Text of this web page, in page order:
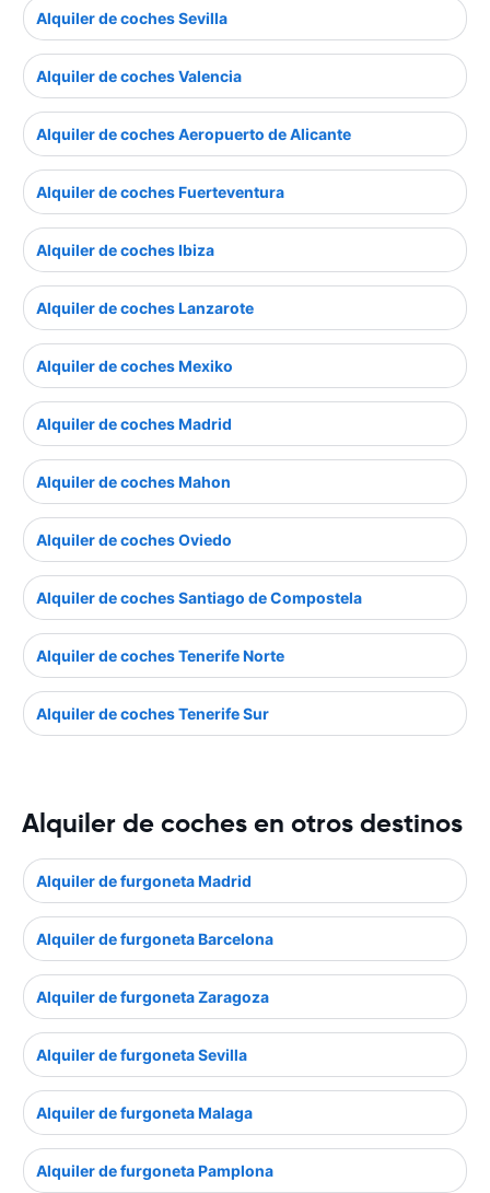
Alquiler de coches Sevilla
Alquiler de coches Valencia
Alquiler de coches Aeropuerto de Alicante
Alquiler de coches Fuerteventura
Alquiler de coches Ibiza
Alquiler de coches Lanzarote
Alquiler de coches Mexiko
Alquiler de coches Madrid
Alquiler de coches Mahon
Alquiler de coches Oviedo
Alquiler de coches Santiago de Compostela
Alquiler de coches Tenerife Norte
Alquiler de coches Tenerife Sur
Alquiler de coches en otros destinos
Alquiler de furgoneta Madrid
Alquiler de furgoneta Barcelona
Alquiler de furgoneta Zaragoza
Alquiler de furgoneta Sevilla
Alquiler de furgoneta Malaga
Alquiler de furgoneta Pamplona